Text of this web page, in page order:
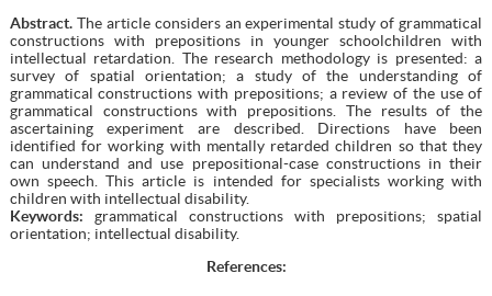
Abstract. The article considers an experimental study of grammatical
constructions with prepositions in younger schoolchildren with
intellectual retardation. The research methodology is presented: a
survey of spatial orientation; a study of the understanding of
grammatical constructions with prepositions; a review of the use of
grammatical constructions with prepositions. The results of the
ascertaining experiment are described. Directions have been
identified for working with mentally retarded children so that they
can understand and use prepositional-case constructions in their
own speech. This article is intended for specialists working with
children with intellectual disability.
Keywords: grammatical constructions with prepositions; spatial
orientation; intellectual disability.
References: